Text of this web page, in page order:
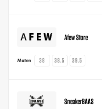
Afew Store
Maten 38 38.5 39.5
SneakerBAAS